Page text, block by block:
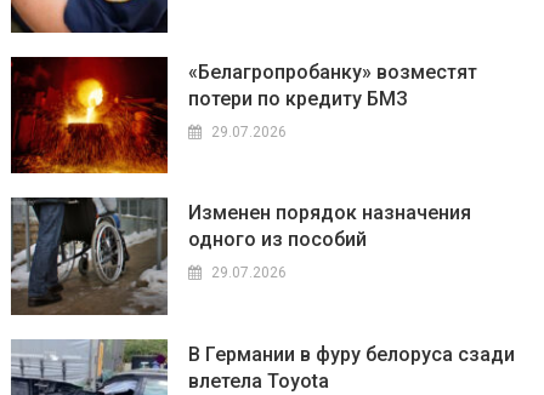
«Белагропробанку» возместят
потери по кредиту БМЗ
29.07.2026
Изменен порядок назначения
одного из пособий
29.07.2026
В Германии в фуру белоруса сзади
влетела Toyota